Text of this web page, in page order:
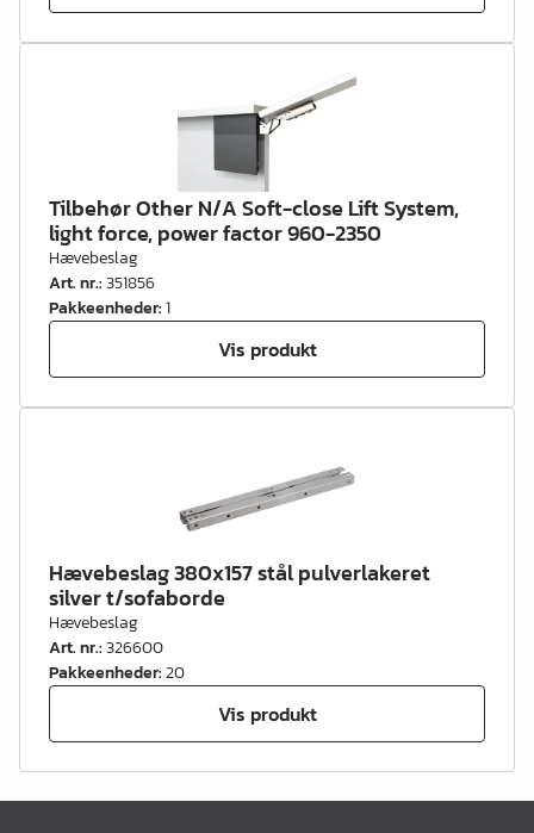
Tilbehør Other N/A Soft-close Lift System,
light force, power factor 960-2350
Hævebeslag
Art. nr.:351856
Pakkeenheder:1
Vis produkt
Hævebeslag 380x157 stål pulverlakeret
silver t/sofaborde
Hævebeslag
Art. nr.:326600
Pakkeenheder:20
Vis produkt